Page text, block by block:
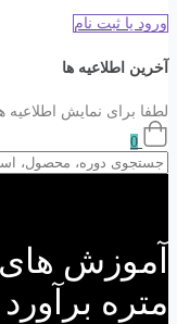
ورود یا ثبت نام
آخرین اطلاعیه ها
لطفا برای نمایش اطلاعیه
0
آموزش
متره برآورد